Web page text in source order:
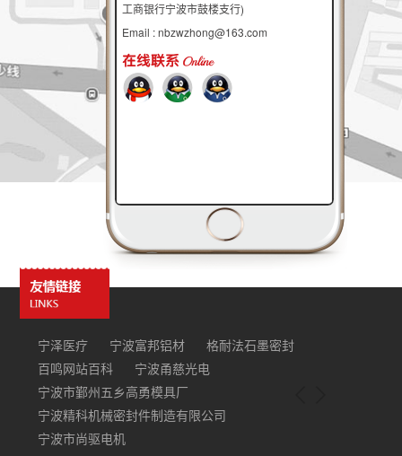
工商银行宁波市鼓楼支行)
Email : nbzwzhong@163.com
宁泽医疗 宁波富邦铝材
格耐法石墨密封
百鸣网站百科
宁波甬慈光电
宁波市鄞州五乡高勇模具厂
宁波精科机械密封件制造有限公司
宁波市尚驱电机